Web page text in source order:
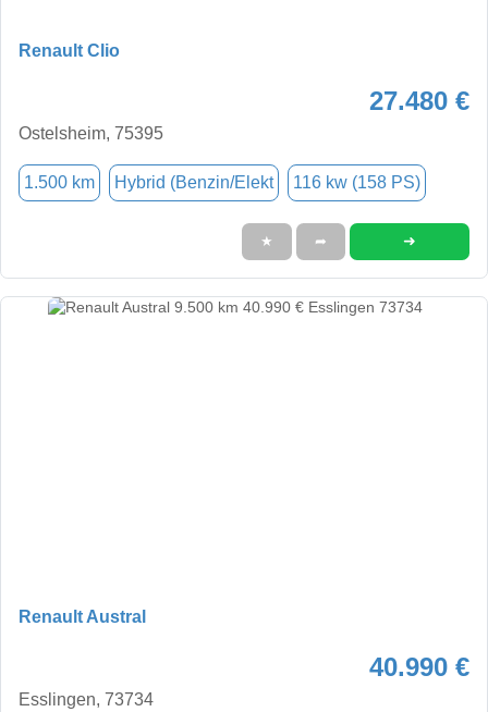
Renault Clio
27.480 €
Ostelsheim, 75395
1.500 km Hybrid (Benzin/Elekt 116 kw (158 PS)
★ ➦ ➜
Renault Austral
40.990 €
Esslingen, 73734